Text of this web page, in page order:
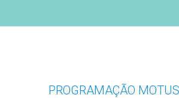
PROGRAMAÇÃO